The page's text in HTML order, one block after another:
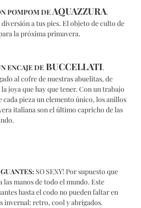
POMPOM DEAQUAZZURA.
a tus pies. El objeto de culto de
la próxima primavera.
ENCAJE DE BUCCELLATI.
al cofre de nuestras abuelitas, de
joya que hay que tener. Con un trabajo
cada pieza un elemento único, los anillos
italiana son el último capricho de las
SO SEXY! Por supuesto que
las manos de todo el mundo. Este
hasta el codo no pueden faltar en
invernal: retro, cool y abrigados.